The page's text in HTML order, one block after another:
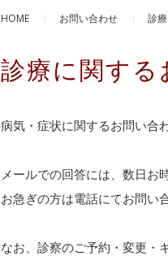
HOME お問い合わせ 診
診療に関する
病気・症状に関するお問い合
メールでの回答には、数日お
お急ぎの方は電話にてお問い
なお、診察のご予約・変更・